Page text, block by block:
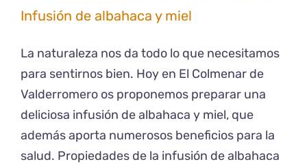
Infusión de albahaca y miel
La naturaleza nos da todo lo que necesitamos
para sentirnos bien. Hoy en El Colmenar de
Valderromero os proponemos preparar una
deliciosa infusión de albahaca y miel, que
además aporta numerosos beneficios para la
salud. Propiedades de la infusión de albahaca